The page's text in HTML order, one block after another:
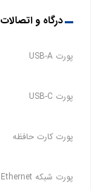
درگاه و اتصالات
پورت USB-A
پورت USB-C
پورت کارت حافظه
پورت شبکه Ethernet